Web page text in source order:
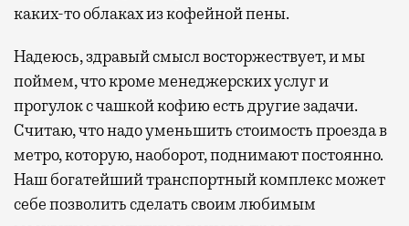
каких-то облаках из кофейной пены.
Надеюсь, здравый смысл восторжествует, и мы
поймем, что кроме менеджерских услуг и
прогулок с чашкой кофию есть другие задачи.
Считаю, что надо уменьшить стоимость проезда в
метро, которую, наоборот, поднимают постоянно.
Наш богатейший транспортный комплекс может
себе позволить сделать своим любимым